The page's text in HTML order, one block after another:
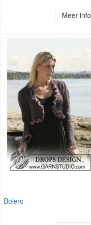
Meer info
Bolero